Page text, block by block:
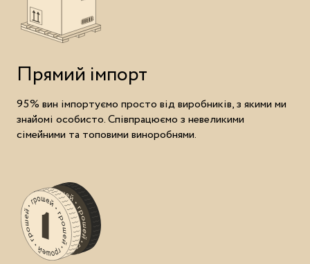
Прямий імпорт
95% вин імпортуємо просто від виробників, з якими ми
знайомі особисто. Співпрацюємо з невеликими
сімейними та топовими виноробнями.